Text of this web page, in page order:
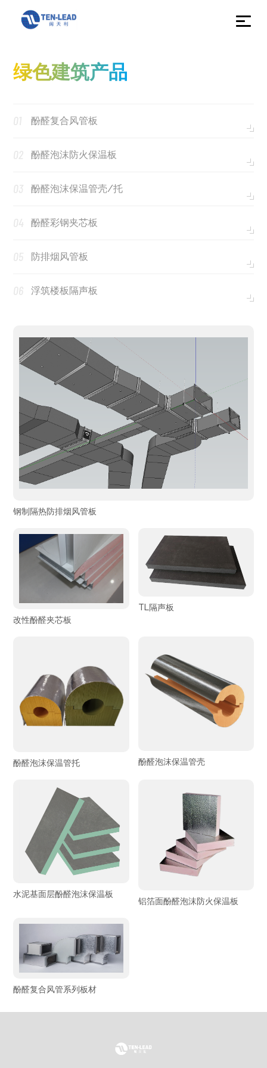
绿色建筑产品
酚醛复合风管板
酚醛泡沫防火保温板
酚醛泡沫保温管壳/托
酚醛彩钢夹芯板
防排烟风管板
浮筑楼板隔声板
钢制隔热防排烟风管板
改性酚醛夹芯板
TL隔声板
酚醛泡沫保温管托 酚醛泡沫保温管壳
水泥基面层酚醛泡沫保温板
铝箔面酚醛泡沫防火保温板
酚醛复合风管系列板材